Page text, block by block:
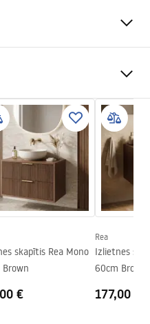
Santehnikas keramika,
Plastmasa, Saplāksnis
mm
605mm
mm
_Furniture_-
skapītis Rea Mono
€
Rea
Izlietnes
60cm Brown
177,00 €